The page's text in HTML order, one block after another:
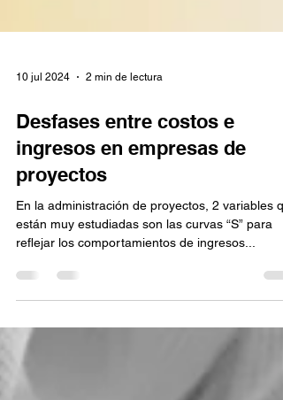
10 jul 2024 2 min de lectura
Desfases entre costos e
ingresos en empresas de
proyectos
En la administración de proyectos, 2 variables
reflejar los comportamientos de ingresos...